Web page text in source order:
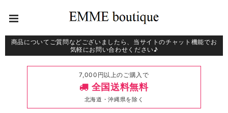
商品についてご質問などございましたら、当サイトのチャット機能でお
気軽にお問い合わせください♪
7,000円以上のご購入で
全国送料無料
北海道・沖縄県を除く